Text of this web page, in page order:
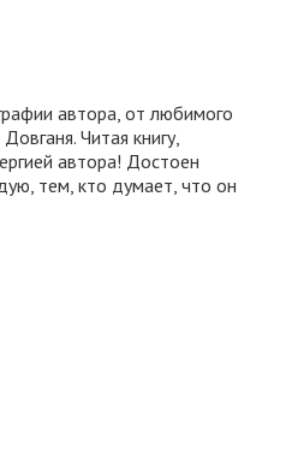
автора, от любимого
Читая книгу,
автора! Достоен
тем, кто думает, что он